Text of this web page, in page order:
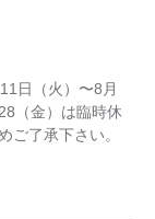
日（火）〜8月
（金）は臨時休
ご了承下さい。